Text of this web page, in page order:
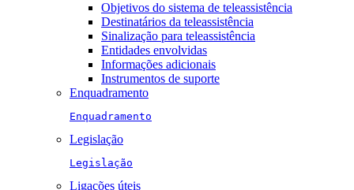
Objetivos do sistema de teleassistência
Destinatários da teleassistência
Sinalização para teleassistência
Entidades envolvidas
Informações adicionais
Instrumentos de suporte
Enquadramento
Enquadramento
Legislação
Legislação
Ligações úteis